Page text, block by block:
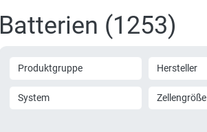
Batterien (1253)
Produktgruppe Hersteller
System Zellengröße